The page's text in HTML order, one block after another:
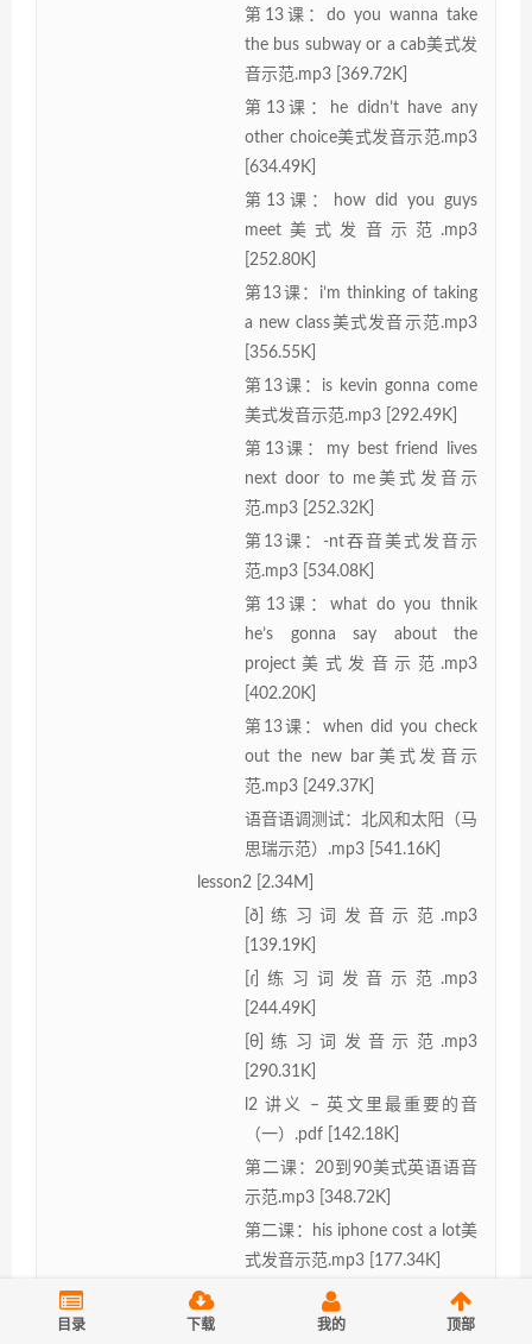
第13课：do you wanna take
the bus subway or a cab美式发
音示范.mp3 [369.72K]
第13课：he didn’t have any
other choice美式发音示范.mp3
[634.49K]
第13课：how did you guys
meet美式发音示范.mp3
[252.80K]
第13课：i’m thinking of taking
a new class美式发音示范.mp3
[356.55K]
第13课：is kevin gonna come
美式发音示范.mp3 [292.49K]
第13课：my best friend lives
next door to me美式发音示
范.mp3 [252.32K]
第13课：-nt吞音美式发音示
范.mp3 [534.08K]
第13课：what do you thnik
he’s gonna say about the
project美式发音示范.mp3
[402.20K]
第13课：when did you check
out the new bar美式发音示
范.mp3 [249.37K]
语音语调测试：北风和太阳（马
思瑞示范）.mp3 [541.16K]
lesson2 [2.34M]
[ð]练习词发音示范.mp3
[139.19K]
[ɾ]练习词发音示范.mp3
[244.49K]
[θ]练习词发音示范.mp3
[290.31K]
l2 讲义 – 英文里最重要的音
（一）.pdf [142.18K]
第二课：20到90美式英语语音
示范.mp3 [348.72K]
第二课：his iphone cost a lot美
式发音示范.mp3 [177.34K]
第二课：i don’t like this movie
美式发音示范.mp3 [202.19K]
目录 下载 我的 顶部